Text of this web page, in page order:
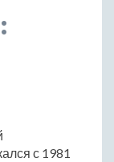
с 1981